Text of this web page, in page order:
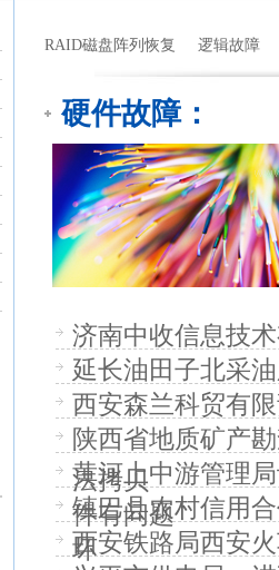
RAID磁盘阵列恢复 逻辑故障
硬件故障：
济南中收信息技
延长油田子北采
西安森兰科贸有
陕西省地质矿产
法拷贝
黄河上中游管理
件有问题
镇巴县农村信用
坏
西安铁路局西安